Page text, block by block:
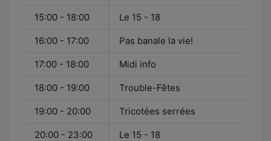
15:00 - 18:00 Le 15 - 18
16:00 - 17:00 Pas banale la vie!
17:00 - 18:00 Midi info
18:00 - 19:00 Trouble-Fêtes
19:00 - 20:00 Tricotées serrées
20:00 - 23:00 Le 15 - 18